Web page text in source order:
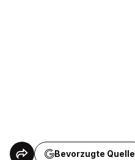
Bevorzugte Quelle